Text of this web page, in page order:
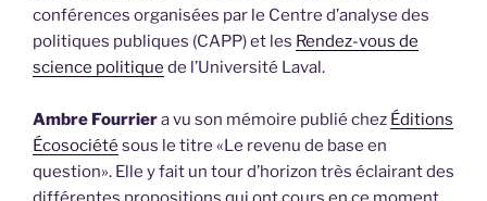
conférences organisées par le Centre d’analyse des
politiques publiques (CAPP) et les Rendez-vous de
science politique de l’Université Laval.
Ambre Fourriera vu son mémoire publié chez Éditions
Écosociété sous le titre «Le revenu de base en
question». Elle y fait un tour d’horizon très éclairant des